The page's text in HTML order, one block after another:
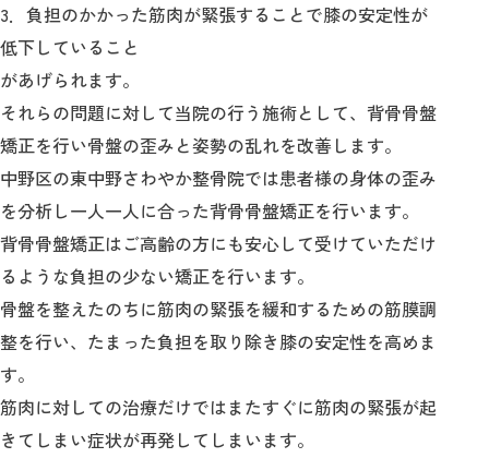
3．負担のかかった筋肉が緊張することで膝の安定性が
低下していること
があげられます。
それらの問題に対して当院の行う施術として、背骨骨盤
矯正を行い骨盤の歪みと姿勢の乱れを改善します。
中野区の東中野さわやか整骨院では患者様の身体の歪み
を分析し一人一人に合った背骨骨盤矯正を行います。
背骨骨盤矯正はご高齢の方にも安心して受けていただけ
るような負担の少ない矯正を行います。
骨盤を整えたのちに筋肉の緊張を緩和するための筋膜調
整を行い、たまった負担を取り除き膝の安定性を高めま
す。
筋肉に対しての治療だけではまたすぐに筋肉の緊張が起
きてしまい症状が再発してしまいます。